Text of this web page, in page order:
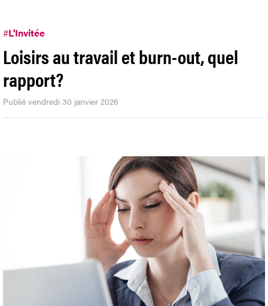
#L'Invitée
Loisirs au travail et burn-out, quel
rapport?
Publié vendredi 30 janvier 2026